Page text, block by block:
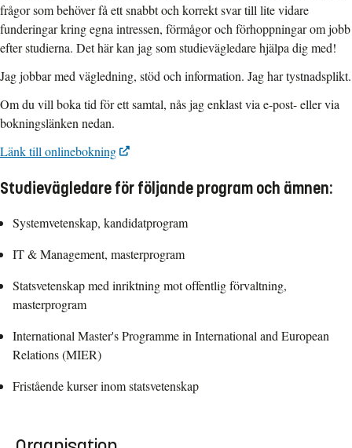
frågor som behöver få ett snabbt och korrekt svar till lite vidare
funderingar kring egna intressen, förmågor och förhoppningar om jobb
efter studierna. Det här kan jag som studievägledare hjälpa dig med!
Jag jobbar med vägledning, stöd och information. Jaghar tystnadsplikt.
Om du vill boka tid för ett samtal, nås jag enklast via e-post- eller via
bokningslänken nedan.
Länk till onlinebokning
Studievägledare för följande program och ämnen:
Systemvetenskap, kandidatprogram
IT & Management, masterprogram
Statsvetenskap med inriktning mot offentlig förvaltning,
masterprogram
International Master's Programme in International and European
Relations (MIER)
Fristående kurser inom statsvetenskap